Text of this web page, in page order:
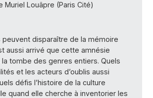
Muriel Louâpre (Paris Cité)
peuvent disparaître de la mémoire
aussi arrivé que cette amnésie
tombe des genres entiers. Quels
et les acteurs d’oublis aussi
défis l’histoire de la culture
quand elle cherche à inventorier les